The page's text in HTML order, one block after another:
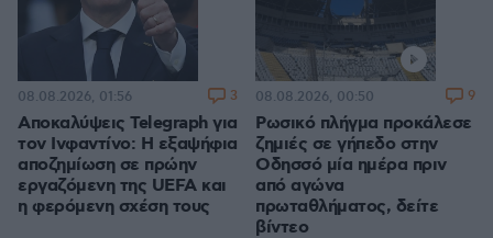
Αποκαλύψεις Telegraph για
τον Ινφαντίνο: Η εξαψήφια
αποζημίωση σε πρώην
εργαζόμενη της UEFA και
η φερόμενη σχέση τους
08.08.2026, 01:56 3
Ρωσικό πλήγμα προκάλεσε
ζημιές σε γήπεδο στην
Οδησσό μία ημέρα πριν
από αγώνα
πρωταθλήματος, δείτε
βίντεο
08.08.2026, 00:50 9